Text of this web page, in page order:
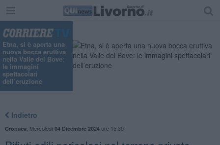
Etna, si è aperta una
nuova bocca eruttiva
nella Valle del Bove:
le immagini
spettacolari
dell’eruzione
Indietro
Cronaca Mercoledì 04 Dicembre 2024ore 15:35